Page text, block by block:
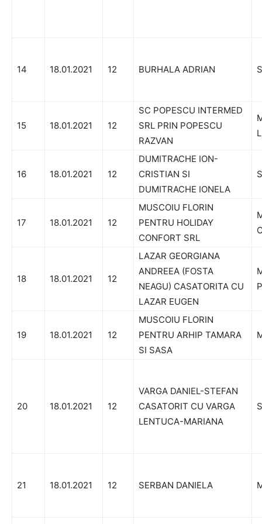
14 18.01.2021 12 BURHALA ADRIAN
15 18.01.2021 12
SC POPESCU INTERMED
SRL PRIN POPESCU
RAZVAN
16 18.01.2021 12
DUMITRACHE ION-
CRISTIAN SI
DUMITRACHE IONELA
17 18.01.2021 12
MUSCOIU FLORIN
PENTRU HOLIDAY
CONFORT SRL
18 18.01.2021 12
LAZAR GEORGIANA
ANDREEA (FOSTA
NEAGU) CASATORITA CU
LAZAR EUGEN
19 18.01.2021 12
MUSCOIU FLORIN
PENTRU ARHIP TAMARA
SI SASA
20 18.01.2021 12
VARGA DANIEL-STEFAN
CASATORIT CU VARGA
LENTUCA-MARIANA
21 18.01.2021 12 SERBAN DANIELA